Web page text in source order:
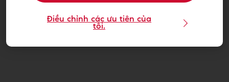
Điều chỉnh các ưu tiên của
tôi.